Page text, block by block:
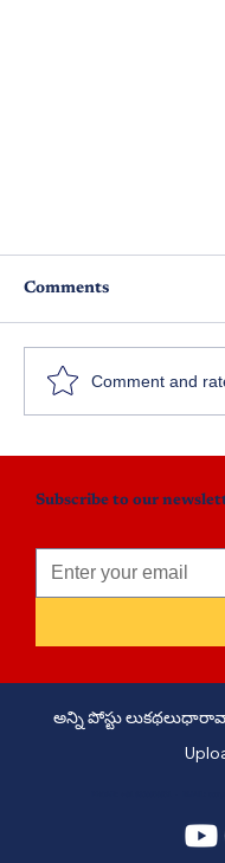
Comments
Comment and
Subscribe to our
అన్ని పోస్టు లుకథలు